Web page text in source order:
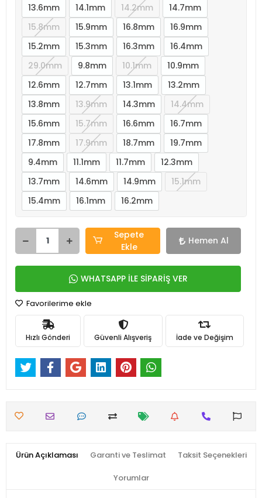
13.6mm 14.1mm 14.2mm
14.7mm
15.8mm
15.9mm 16.8mm
16.9mm
15.2mm
15.3mm 16.3mm
16.4mm
29.0mm
9.8mm 10.1mm
10.9mm
12.6mm
12.7mm 13.1mm
13.2mm
13.8mm
13.9mm 14.3mm
14.4mm
15.6mm
15.7mm 16.6mm
16.7mm
17.8mm
17.9mm 18.7mm
19.7mm
9.4mm
11.1mm 11.7mm
12.3mm
13.7mm
14.6mm 14.9mm
15.1mm
15.4mm
16.1mm 16.2mm
Sepete
Ekle
Hemen Al
WHATSAPP İLE SİPARİŞ VER
Favorilerime ekle
Hızlı Gönderi Güvenli Alışveriş İade ve Değişim
Ürün Açıklaması Garanti ve Teslimat Taksit Seçenekleri
Yorumlar